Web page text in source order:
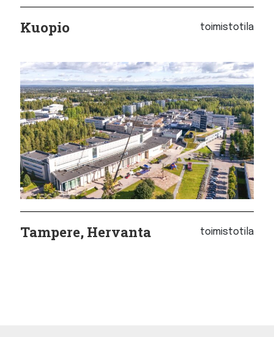
Kuopio toimistotila
Tampere, Hervanta toimistotila